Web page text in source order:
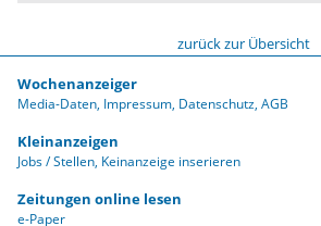
zurück zur Übersicht
Wochenanzeiger
Media-Daten Impressum Datenschutz AGB
Kleinanzeigen
Jobs / Stellen Keinanzeige inserieren
Zeitungen online lesen
e-Paper